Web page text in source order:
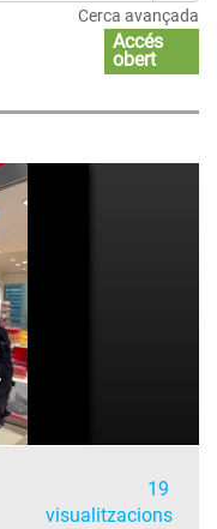
Cerca avançada
Accés
obert
19
visualitzacions